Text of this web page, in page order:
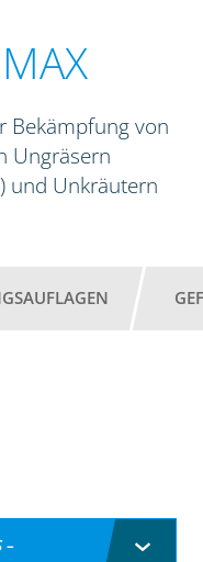
MAX
Bekämpfung von
Ungräsern
und Unkräutern
–